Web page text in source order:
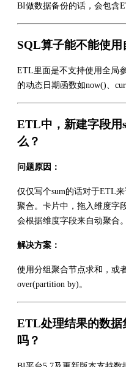
BI做数据备份的话，会包含
SQL算子能不能使用
ETL里面是不支持使用全局
的动态日期函数如now()、
ETL中，新建字段用
么？
问题原因：
仅仅写个sum的话对于ETL
聚合。卡片中，拖入维度字
会根据维度字段来自动聚合。
解决方案：
使用分组聚合节点求和，或
over(partition by)。
ETL处理结果的数据
吗？